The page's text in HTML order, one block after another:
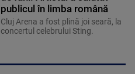
publicul în limba română
Cluj Arena a fost plină joi seară, la
concertul celebrului Sting.